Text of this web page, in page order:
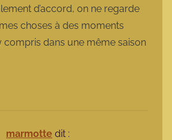
d’accord, on ne regarde
choses à des moments
compris dans une même saison
marmotte dit :